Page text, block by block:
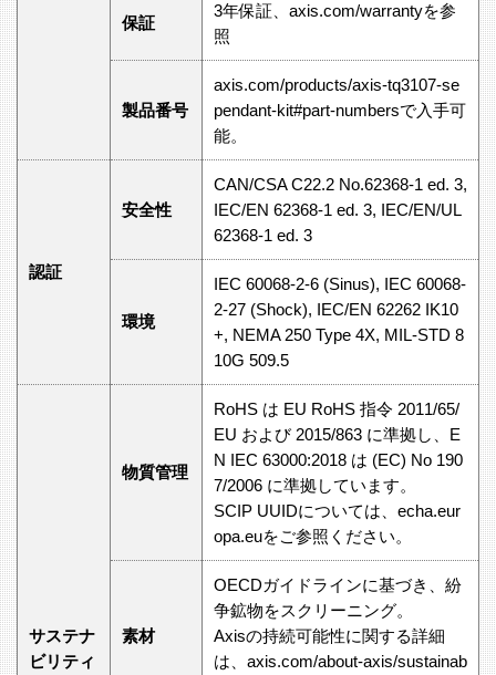
保証
3年保証、axis.com/warrantyを参
照
製品番号
axis.com/products/axis-tq3107-se
pendant-kit#part-numbersで入手可
能。
認証
安全性
CAN/CSA C22.2 No.62368-1 ed. 3,
IEC/EN 62368-1 ed. 3, IEC/EN/UL
62368-1 ed. 3
環境
IEC 60068-2-6 (Sinus), IEC 60068-
2-27 (Shock), IEC/EN 62262 IK10
+, NEMA 250 Type 4X, MIL-STD 8
10G 509.5
サステナ
ビリティ
物質管理
RoHS は EU RoHS 指令 2011/65/
EU および 2015/863 に準拠し、E
N IEC 63000:2018 は (EC) No 190
7/2006 に準拠しています。
SCIP UUIDについては、echa.eur
opa.euをご参照ください。
素材
OECDガイドラインに基づき、紛
争鉱物をスクリーニング。
Axisの持続可能性に関する詳細
は、axis.com/about-axis/sustainab